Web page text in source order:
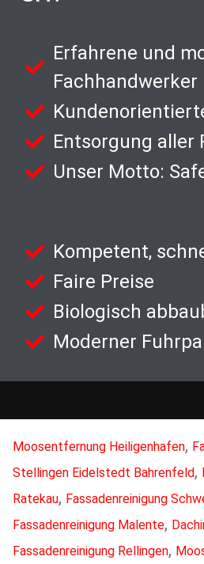
Erfahrene und
Fachhandwerker
Entsorgung aller
Unser Motto:
Kompetent,
Faire Preise
Biologisch
Moderner
Moosentfernung Heiligenhafen,
Stellingen Eidelstedt Bahrenfeld,
Ratekau, Fassadenreinigung
Fassadenreinigung Malente,
Fassadenreinigung Rellingen,